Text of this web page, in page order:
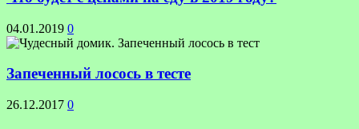
04.01.2019 0
Запеченный лосось в тесте
26.12.2017 0